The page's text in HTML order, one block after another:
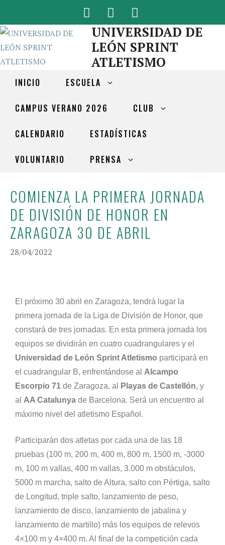
UNIVERSIDAD DE
LEÓN SPRINT
ATLETISMO
INICIO ESCUELA
CAMPUS VERANO 2026 CLUB
CALENDARIO ESTADÍSTICAS
VOLUNTARIO PRENSA
COMIENZA LA PRIMERA JORNADA
DE DIVISIÓN DE HONOR EN
ZARAGOZA 30 DE ABRIL
28/04/2022
El próximo 30 abril en Zaragoza, tendrá lugar la
primera jornada de la Liga de División de Honor, que
constará de tres jornadas. En esta primera jornada los
equipos se dividirán en cuatro cuadrangulares y el
Universidad de León Sprint Atletismo participará en
el cuadrangular B, enfrentándose al Alcampo
Escorpio 71 de Zaragoza, al Playas de Castellón, y
al AA Catalunya de Barcelona. Será un encuentro al
máximo nivel del atletismo Español.
Participarán dos atletas por cada una de las 18
pruebas (100 m, 200 m, 400 m, 800 m, 1500 m, -3000
m, 100 m vallas, 400 m vallas, 3.000 m obstáculos,
5000 m marcha, salto de Altura, salto con Pértiga, salto
de Longitud, triple salto, lanzamiento de peso,
lanzamiento de disco, lanzamiento de jabalina y
lanzamiento de martillo) más los equipos de relevos
4×100 m y 4×400 m. Al final de la competición cada